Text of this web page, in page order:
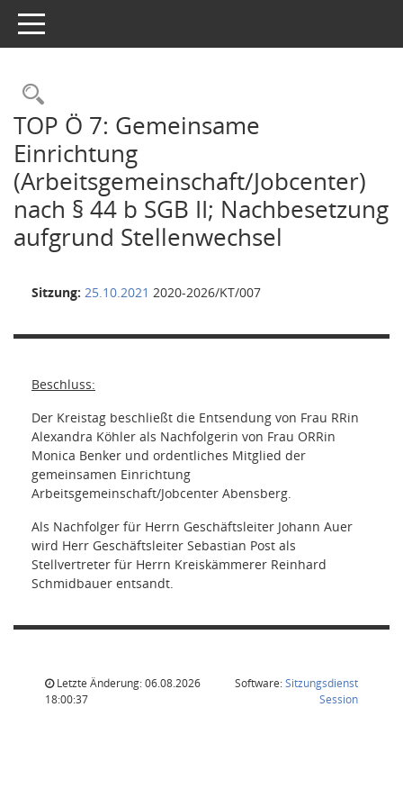
Toggle navigation
Rechercheauswahl
TOP Ö 7: Gemeinsame
Einrichtung
(Arbeitsgemeinschaft/Jobcenter)
nach § 44 b SGB II; Nachbesetzung
aufgrund Stellenwechsel
Sitzung: 25.10.2021 2020-2026/KT/007
Beschluss:
Der Kreistag beschließt die Entsendung von Frau RRin
Alexandra Köhler als Nachfolgerin von Frau ORRin
Monica Benker und ordentliches Mitglied der
gemeinsamen Einrichtung
Arbeitsgemeinschaft/Jobcenter Abensberg.
Als Nachfolger für Herrn Geschäftsleiter Johann Auer
wird Herr Geschäftsleiter Sebastian Post als
Stellvertreter für Herrn Kreiskämmerer Reinhard
Schmidbauer entsandt.
Letzte Änderung: 06.08.2026
18:00:37
Software:Sitzungsdienst
Session(Wird in